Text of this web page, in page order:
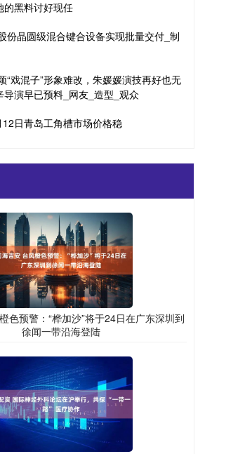
的黑料讨好现任
份晶圆级混合键合设备实现批量交付_制
“戏混子”形象难改，朱媛媛演技再好也无
导演早已预料_网友_造型_观众
日青岛工角槽市场价格稳
色预警：“桦加沙”将于24日在广东深圳到
徐闻一带沿海登陆